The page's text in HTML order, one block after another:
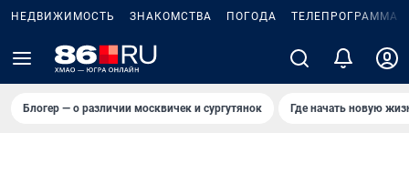
НЕДВИЖИМОСТЬ ЗНАКОМСТВА ПОГОДА ТЕЛЕПРОГРАММА
Блогер — о различии москвичек и сургутянок Где начать новую